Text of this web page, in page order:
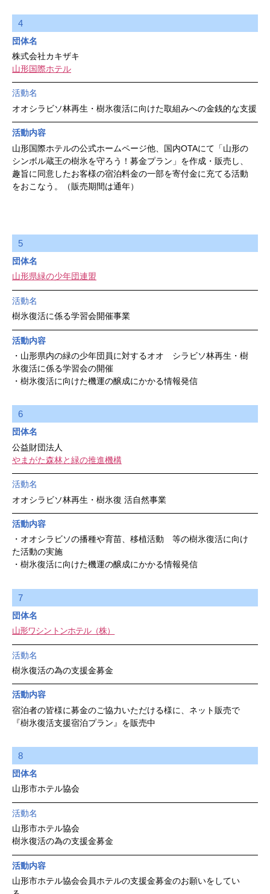
4
団体名
株式会社カキザキ
山形国際ホテル
活動名
オオシラビソ林再生・樹氷復活に向けた取組みへの金銭的な支援
活動内容
山形国際ホテルの公式ホームページ他、国内OTAにて「山形の
シンボル蔵王の樹氷を守ろう！募金プラン」を作成・販売し、
趣旨に同意したお客様の宿泊料金の一部を寄付金に充てる活動
をおこなう。（販売期間は通年）
5
団体名
山形県緑の少年団連盟
活動名
樹氷復活に係る学習会開催事業
活動内容
・山形県内の緑の少年団員に対するオオ シラビソ林再生・樹
氷復活に係る学習会の開催
・樹氷復活に向けた機運の醸成にかかる情報発信
6
団体名
公益財団法人
やまがた森林と緑の推進機構
活動名
オオシラビソ林再生・樹氷復 活自然事業
活動内容
・オオシラビソの播種や育苗、移植活動 等の樹氷復活に向け
た活動の実施
・樹氷復活に向けた機運の醸成にかかる情報発信
7
団体名
山形ワシントンホテル（株）
活動名
樹氷復活の為の支援金募金
活動内容
宿泊者の皆様に募金のご協力いただける様に、ネット販売で
『樹氷復活支援宿泊プラン』を販売中
8
団体名
山形市ホテル協会
活動名
山形市ホテル協会
樹氷復活の為の支援金募金
活動内容
山形市ホテル協会会員ホテルの支援金募金のお願いをしてい